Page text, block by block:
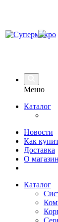
Меню
Каталог
Новости
Как
Доставка
О
Каталог